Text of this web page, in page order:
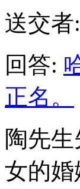
送交者
回答:
正名。
陶先
女的